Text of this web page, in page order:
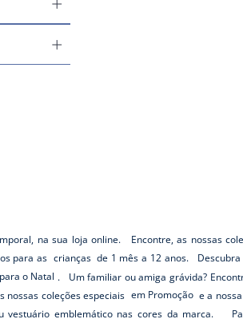
na sua loja online. Encontre, as nossas
para as crianças de 1 mês a 12 anos. Descubra
o Natal . Um familiar ou amiga grávida?
coleções especiais em Promoção e a nossa
vestuário emblemático nas cores da marca.